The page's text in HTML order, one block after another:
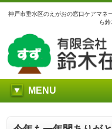
神戸市垂水区のえがおの窓口ケアマネ
ら
MENU